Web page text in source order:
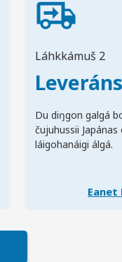
Láhkkámuš 2
Du diŋgon galgá
čujuhussii
láigohanáigi álgá.
Eanet